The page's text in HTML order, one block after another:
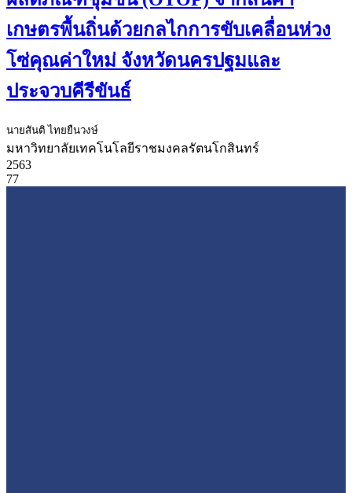
เกษตรพื้นถิ่นด้วยกลไกการขับเคลื่อนห่วง
โซ่คุณค่าใหม่ จังหวัดนครปฐมและ
ประจวบคีรีขันธ์
นายสันติ ไทยยืนวงษ์
มหาวิทยาลัยเทคโนโลยีราชมงคลรัตนโกสินทร์
2563
77